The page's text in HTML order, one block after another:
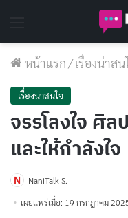
หน้าแรก/เรื่องน่าสน
เรื่องน่าสนใจ
จรรโลงใจ ศิ
และให้กำลังใจ
NaniTalk S.
เผยแพร่เมื่อ: 19 กรกฎาคม